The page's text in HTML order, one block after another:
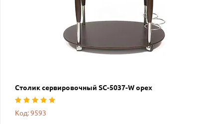
Столик сервировочный SC-5037-W орех
Код: 9593